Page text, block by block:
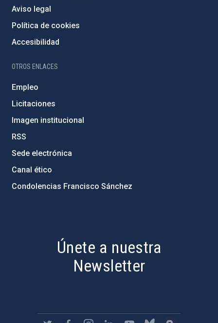
Aviso legal
Política de cookies
Accesibilidad
OTROS ENLACES
Empleo
Licitaciones
Imagen institucional
RSS
Sede electrónica
Canal ético
Condolencias Francisco Sánchez
Únete a nuestra
Newsletter